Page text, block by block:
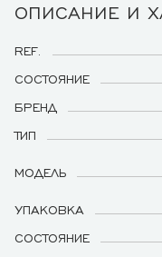
ОПИСАНИЕ И
REF.
СОСТОЯНИЕ
БРЕНД
ТИП
МОДЕЛЬ
УПАКОВКА
СОСТОЯНИЕ